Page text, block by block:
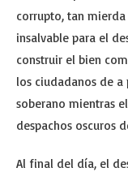
corrupto, tan
insalvable para el
construir el bien
los ciudadanos de
soberano mientras
despachos oscuros
Al final del día, el